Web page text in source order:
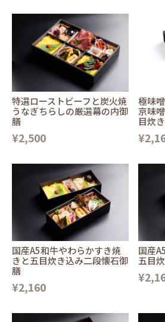
特選ローストビーフと炭火焼
うなぎちらしの厳選幕の内御
膳
¥2,500
極味
京味
目炊
国産A5和牛やわらかすき焼
きと五目炊き込み二段懐石御
膳
¥2,160
国産
五目